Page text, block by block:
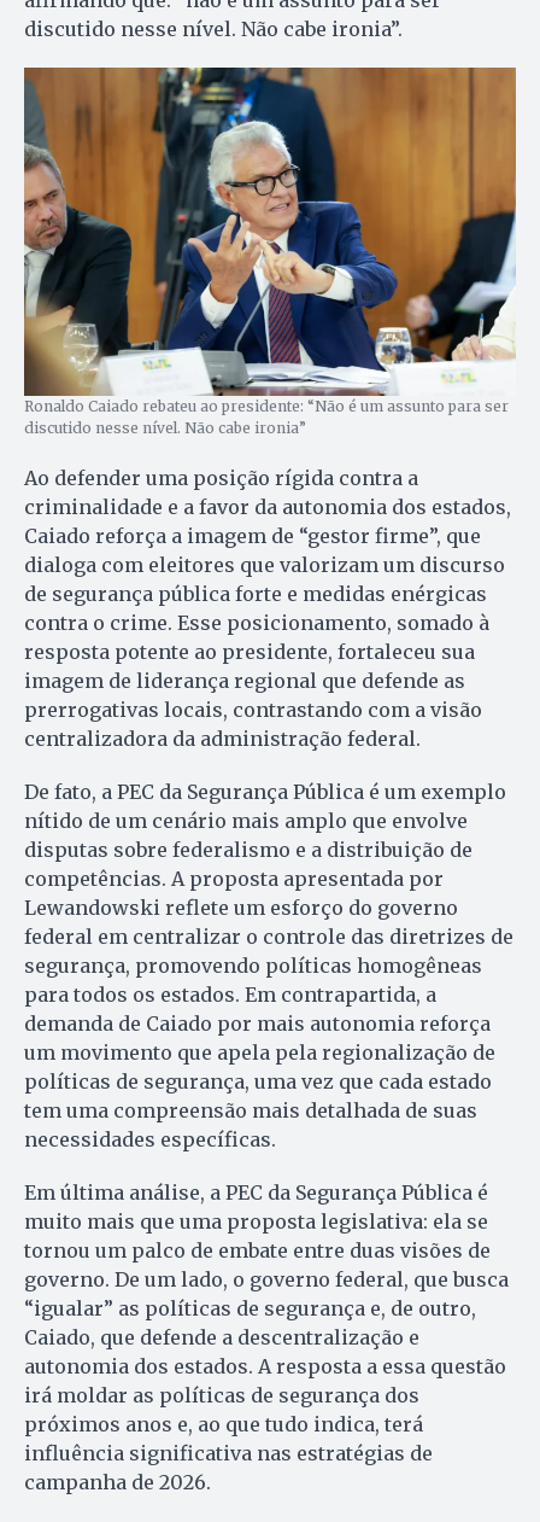
discutido nesse nível. Não cabe ironia”.
Ronaldo Caiado rebateu ao presidente: “Não é um assunto para ser
discutido nesse nível. Não cabe ironia”
Ao defender uma posição rígida contra a
criminalidade e a favor da autonomia dos estados,
Caiado reforça a imagem de “gestor firme”, que
dialoga com eleitores que valorizam um discurso
de segurança pública forte e medidas enérgicas
contra o crime. Esse posicionamento, somado à
resposta potente ao presidente, fortaleceu sua
imagem de liderança regional que defende as
prerrogativas locais, contrastando com a visão
centralizadora da administração federal.
De fato, a PEC da Segurança Pública é um exemplo
nítido de um cenário mais amplo que envolve
disputas sobre federalismo e a distribuição de
competências. A proposta apresentada por
Lewandowski reflete um esforço do governo
federal em centralizar o controle das diretrizes de
segurança, promovendo políticas homogêneas
para todos os estados. Em contrapartida, a
demanda de Caiado por mais autonomia reforça
um movimento que apela pela regionalização de
políticas de segurança, uma vez que cada estado
tem uma compreensão mais detalhada de suas
necessidades específicas.
Em última análise, a PEC da Segurança Pública é
muito mais que uma proposta legislativa: ela se
tornou um palco de embate entre duas visões de
governo. De um lado, o governo federal, que busca
“igualar” as políticas de segurança e, de outro,
Caiado, que defende a descentralização e
autonomia dos estados. A resposta a essa questão
irá moldar as políticas de segurança dos
próximos anos e, ao que tudo indica, terá
influência significativa nas estratégias de
campanha de 2026.